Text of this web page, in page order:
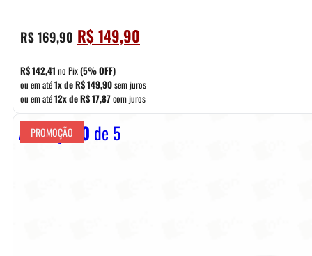
R$169,90 O
preço
original
era:
R$ 169,90.
R$149,90
preço
é:
R$ 149,90.
R$142,41 no Pix(5% OFF)
ou em até1x deR$149,90sem juros
ou em até12x deR$17,87com juros
Avaliação 0 de 5
PROMOÇÃO